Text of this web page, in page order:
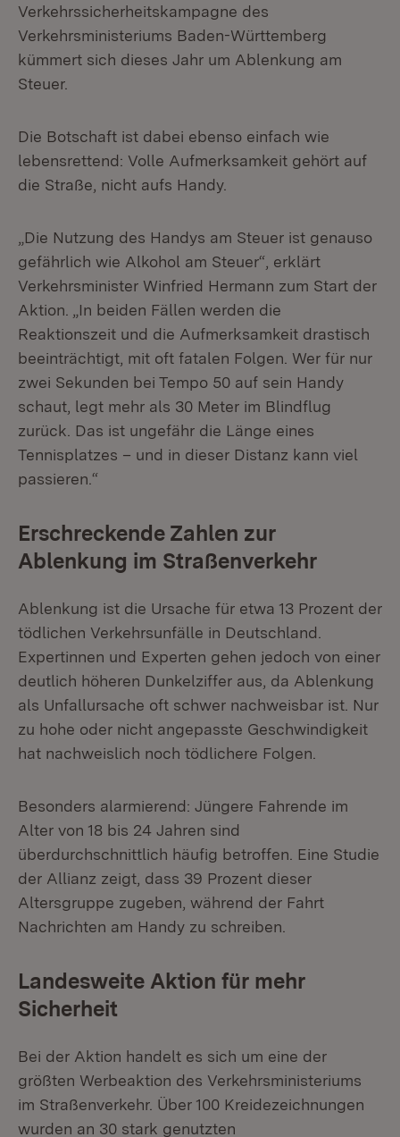
Verkehrssicherheitskampagne des
Verkehrsministeriums Baden-Württemberg
kümmert sich dieses Jahr um Ablenkung am
Steuer.
Die Botschaft ist dabei ebenso einfach wie
lebensrettend: Volle Aufmerksamkeit gehört auf
die Straße, nicht aufs Handy.
„Die Nutzung des Handys am Steuer ist genauso
gefährlich wie Alkohol am Steuer“, erklärt
Verkehrsminister Winfried Hermann zum Start der
Aktion. „In beiden Fällen werden die
Reaktionszeit und die Aufmerksamkeit drastisch
beeinträchtigt, mit oft fatalen Folgen. Wer für nur
zwei Sekunden bei Tempo 50 auf sein Handy
schaut, legt mehr als 30 Meter im Blindflug
zurück. Das ist ungefähr die Länge eines
Tennisplatzes – und in dieser Distanz kann viel
passieren.“
Erschreckende Zahlen zur
Ablenkung im Straßenverkehr
Ablenkung ist die Ursache für etwa 13 Prozent der
tödlichen Verkehrsunfälle in Deutschland.
Expertinnen und Experten gehen jedoch von einer
deutlich höheren Dunkelziffer aus, da Ablenkung
als Unfallursache oft schwer nachweisbar ist. Nur
zu hohe oder nicht angepasste Geschwindigkeit
hat nachweislich noch tödlichere Folgen.
Besonders alarmierend: Jüngere Fahrende im
Alter von 18 bis 24 Jahren sind
überdurchschnittlich häufig betroffen. Eine Studie
der Allianz zeigt, dass 39 Prozent dieser
Altersgruppe zugeben, während der Fahrt
Nachrichten am Handy zu schreiben.
Landesweite Aktion für mehr
Sicherheit
Bei der Aktion handelt es sich um eine der
größten Werbeaktion des Verkehrsministeriums
im Straßenverkehr. Über 100 Kreidezeichnungen
wurden an 30 stark genutzten